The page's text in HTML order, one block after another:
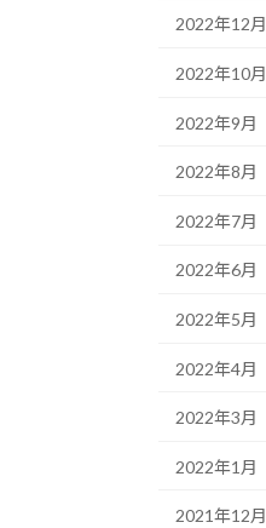
2022年12月
2022年10月
2022年9月
2022年8月
2022年7月
2022年6月
2022年5月
2022年4月
2022年3月
2022年1月
2021年12月